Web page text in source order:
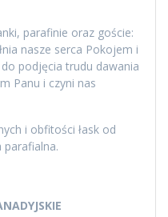
parafinie oraz goście:
nasze serca Pokojem i
podjęcia trudu dawania
Panu i czyni nas
i obfitości łask od
parafialna.